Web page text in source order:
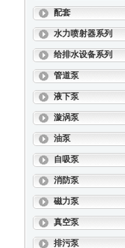
配套
水力喷射器系列
给排水设备系列
管道泵
液下泵
漩涡泵
油泵
自吸泵
消防泵
磁力泵
真空泵
排污泵